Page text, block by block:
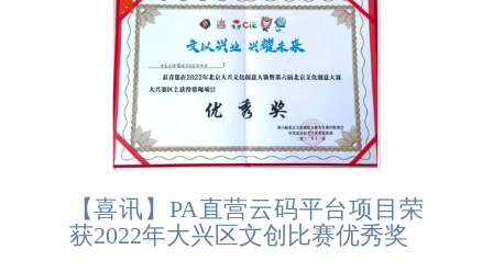
【喜讯】PA直营云码平台项目荣
获2022年大兴区文创比赛优秀奖